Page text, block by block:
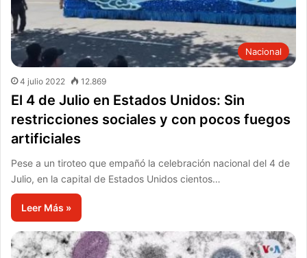
Nacional
4 julio 2022 12.869
El 4 de Julio en Estados Unidos: Sin
restricciones sociales y con pocos fuegos
artificiales
Pese a un tiroteo que empañó la celebración nacional del 4 de
Julio, en la capital de Estados Unidos cientos…
Leer Más »